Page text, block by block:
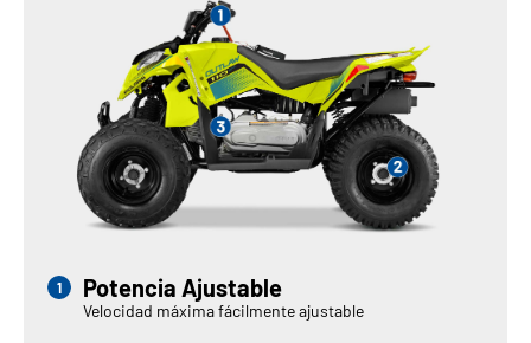
Potencia Ajustable
Velocidad máxima fácilmente ajustable